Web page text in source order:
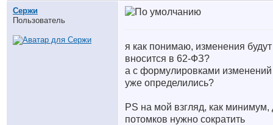
Сержи
Пользователь
я как понимаю, изменения будут
вносится в 62-ФЗ?
а с формулировками изменений
уже определились?
PS на мой взгляд, как минимум,
потомков нужно сократить